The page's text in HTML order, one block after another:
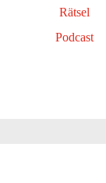
Rätsel
Podcast